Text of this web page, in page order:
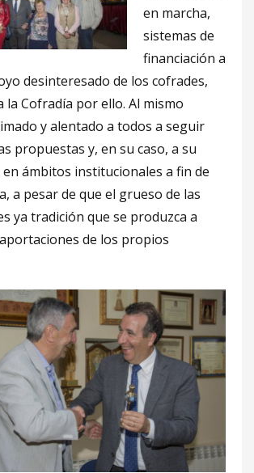
en marcha,
sistemas de
financiación a
desinteresado de los cofrades,
la Cofradía por ello. Al mismo
y alentado a todos a seguir
propuestas y, en su caso, a su
ámbitos institucionales a fin de
a pesar de que el grueso de las
ya tradición que se produzca a
de los propios